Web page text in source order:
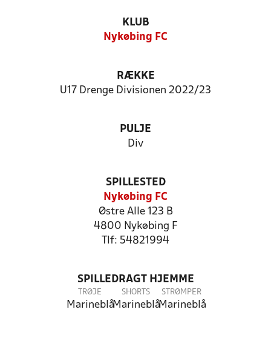
KLUB
Nykøbing FC
RÆKKE
U17 Drenge Divisionen 2022/23
PULJE
Div
SPILLESTED
Nykøbing FC
Østre Alle 123 B
4800 Nykøbing F
Tlf: 54821994
SPILLEDRAGT HJEMME
TRØJE
Marineblå
SHORTS
Marineblå
STRØMPER
Marineblå